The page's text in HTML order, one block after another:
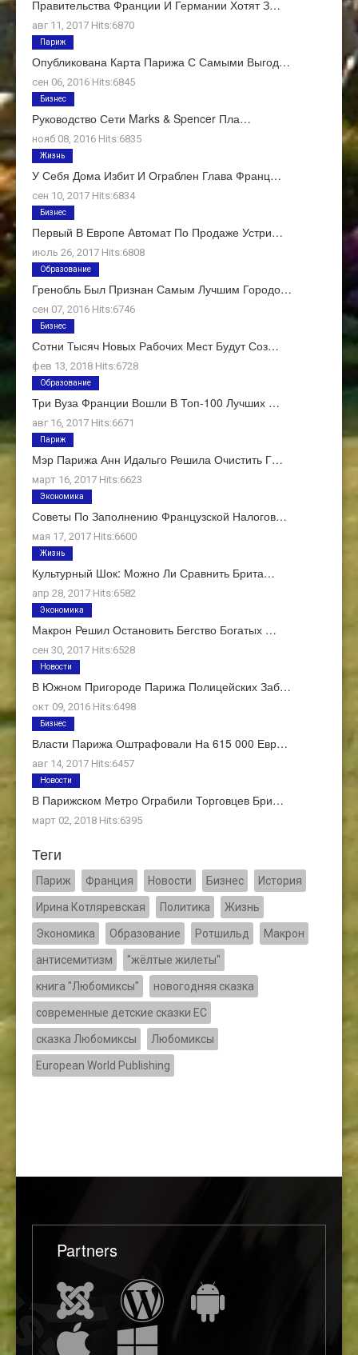
Правительства Франции И Германии Хотят З…
авг 11, 2017 Hits:6870
Опубликована Карта Парижа С Самыми Выгод…
сен 06, 2016 Hits:6845
Париж
Руководство Сети Marks & Spencer Пла…
нояб 08, 2016 Hits:6835
Бизнес
У Себя Дома Избит И Ограблен Глава Франц…
сен 10, 2017 Hits:6834
Жизнь
Первый В Европе Автомат По Продаже Устри…
июль 26, 2017 Hits:6808
Бизнес
Гренобль Был Признан Самым Лучшим Городо…
сен 07, 2016 Hits:6746
Образование
Сотни Тысяч Новых Рабочих Мест Будут Соз…
фев 13, 2018 Hits:6728
Бизнес
Три Вуза Франции Вошли В Топ-100 Лучших …
авг 16, 2017 Hits:6671
Образование
Мэр Парижа Анн Идальго Решила Очистить Г…
март 16, 2017 Hits:6623
Париж
Советы По Заполнению Французской Налогов…
мая 17, 2017 Hits:6600
Экономика
Культурный Шок: Можно Ли Сравнить Брита…
апр 28, 2017 Hits:6582
Жизнь
Макрон Решил Остановить Бегство Богатых …
сен 30, 2017 Hits:6528
Экономика
В Южном Пригороде Парижа Полицейских Заб…
окт 09, 2016 Hits:6498
Новости
Власти Парижа Оштрафовали На 615 000 Евр…
авг 14, 2017 Hits:6457
Бизнес
В Парижском Метро Ограбили Торговцев Бри…
март 02, 2018 Hits:6395
Новости
Теги
Париж Франция Новости Бизнес История
Ирина Котляревская Политика Жизнь
Экономика Образование Ротшильд Макрон
антисемитизм "жёлтые жилеты"
книга "Любомиксы" новогодняя сказка
современные детские сказки ЕС
сказка Любомиксы Любомиксы
European World Publishing
Partners